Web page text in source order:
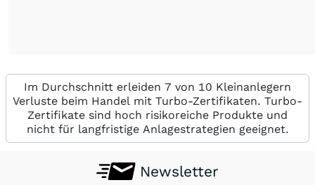
Im Durchschnitt erleiden 7 von 10 Kleinanlegern
Verluste beim Handel mit Turbo-Zertifikaten. Turbo-
Zertifikate sind hoch risikoreiche Produkte und
nicht für langfristige Anlagestrategien geeignet.
Newsletter